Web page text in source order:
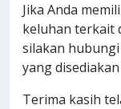
Jika Anda
keluhan terkait
silakan
yang
Terima kasih